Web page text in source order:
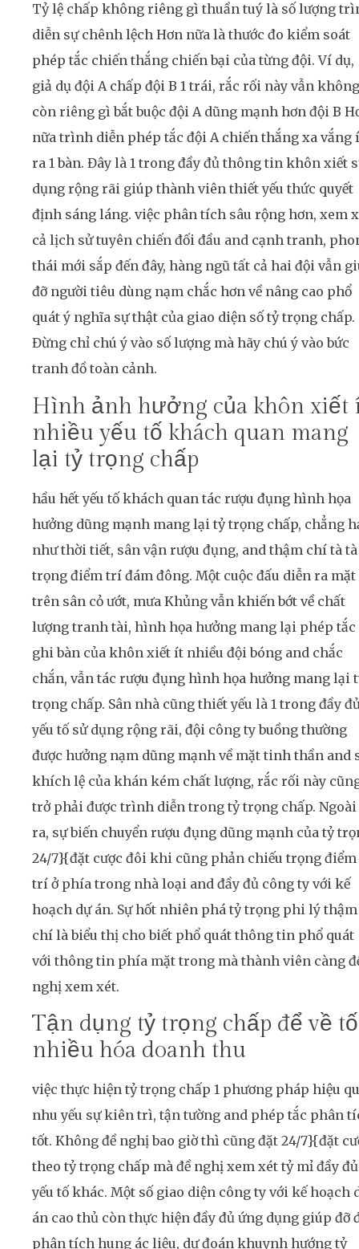
Tỷ lệ chấp không riêng gì thuần tuý là số lượng
diễn sự chênh lệch Hơn nữa là thước đo kiểm soát
phép tắc chiến thắng chiến bại của từng đội. Ví dụ,
giả dụ đội A chấp đội B 1 trái, rắc rối này vẫn không
còn riêng gì bắt buộc đội A dũng mạnh hơn đội B
nữa trình diễn phép tắc đội A chiến thắng xa vắng
ra 1 bàn. Đây là 1 trong đầy đủ thông tin khôn xiết
dụng rộng rãi giúp thành viên thiết yếu thức quyết
định sáng láng. việc phân tích sâu rộng hơn, xem
cả lịch sử tuyên chiến đối đầu and cạnh tranh,
thái mới sắp đến đây, hàng ngũ tất cả hai đội vẫn
đỡ người tiêu dùng nạm chắc hơn về nâng cao phổ
quát ý nghĩa sự thật của giao diện số tỷ trọng chấp.
Đừng chỉ chú ý vào số lượng mà hãy chú ý vào bức
tranh đồ toàn cảnh.
Hình ảnh hưởng của khôn xiết
nhiều yếu tố khách quan mang
lại tỷ trọng chấp
hầu hết yếu tố khách quan tác rượu đụng hình họa
hưởng dũng mạnh mang lại tỷ trọng chấp, chẳng
như thời tiết, sân vận rượu đụng, and thậm chí tà tà
trọng điểm trí đám đông. Một cuộc đấu diễn ra mặt
trên sân cỏ ướt, mưa Khủng vẫn khiến bớt về chất
lượng tranh tài, hình họa hưởng mang lại phép tắc
ghi bàn của khôn xiết ít nhiều đội bóng and chắc
chắn, vẫn tác rượu đụng hình họa hưởng mang lại
trọng chấp. Sân nhà cũng thiết yếu là 1 trong đầy
yếu tố sử dụng rộng rãi, đội công ty buồng thường
được hưởng nạm dũng mạnh về mặt tinh thần and
khích lệ của khán kém chất lượng, rắc rối này
trở phải được trình diễn trong tỷ trọng chấp. Ngoài
ra, sự biến chuyển rượu đụng dũng mạnh của tỷ
24/7}{đặt cược đôi khi cũng phản chiếu trọng điểm
trí ở phía trong nhà loại and đầy đủ công ty với kế
hoạch dự án. Sự hốt nhiên phá tỷ trọng phi lý thậm
chí là biểu thị cho biết phổ quát thông tin phổ quát
với thông tin phía mặt trong mà thành viên càng
nghị xem xét.
Tận dụng tỷ trọng chấp để về
nhiều hóa doanh thu
việc thực hiện tỷ trọng chấp 1 phương pháp hiệu
nhu yếu sự kiên trì, tận tường and phép tắc phân
tốt. Không đề nghị bao giờ thì cũng đặt 24/7}{đặt
theo tỷ trọng chấp mà đề nghị xem xét tỷ mỉ đầy đủ
yếu tố khác. Một số giao diện công ty với kế hoạch
án cao thủ còn thực hiện đầy đủ ứng dụng giúp đỡ
phân tích hung ác liệu, dự đoán khuynh hướng tỷ